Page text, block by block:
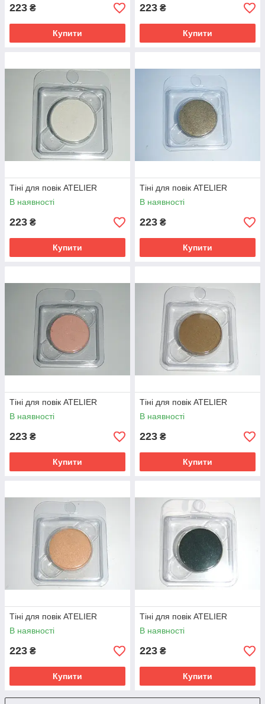
223 ₴
Купити
223 ₴
Купити
Тіні для повік ATELIER
В наявності
223 ₴
Купити
Тіні для повік ATELIER
В наявності
223 ₴
Купити
Тіні для повік ATELIER
В наявності
223 ₴
Купити
Тіні для повік ATELIER
В наявності
223 ₴
Купити
Тіні для повік ATELIER
В наявності
223 ₴
Купити
Тіні для повік ATELIER
В наявності
223 ₴
Купити